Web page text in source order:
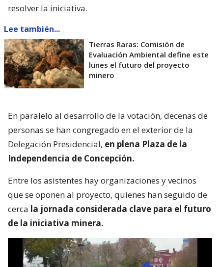
resolver la iniciativa.
Lee también...
Tierras Raras: Comisión de
Evaluación Ambiental define este
lunes el futuro del proyecto
minero
En paralelo al desarrollo de la votación, decenas de
personas se han congregado en el exterior de la
Delegación Presidencial, en plena Plaza de la
Independencia de Concepción.
Entre los asistentes hay organizaciones y vecinos
que se oponen al proyecto, quienes han seguido de
cerca la jornada considerada clave para el futuro
de la iniciativa minera.